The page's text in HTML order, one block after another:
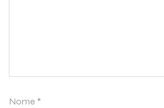
Nome *